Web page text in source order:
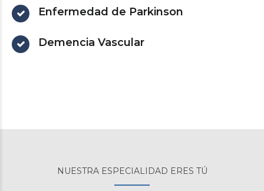
Enfermedad de Parkinson
Demencia Vascular
NUESTRA ESPECIALIDAD ERES TÚ